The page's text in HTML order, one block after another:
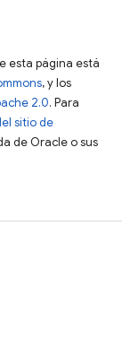
esta página está
, y los
2.0. Para
sitio de
de Oracle o sus